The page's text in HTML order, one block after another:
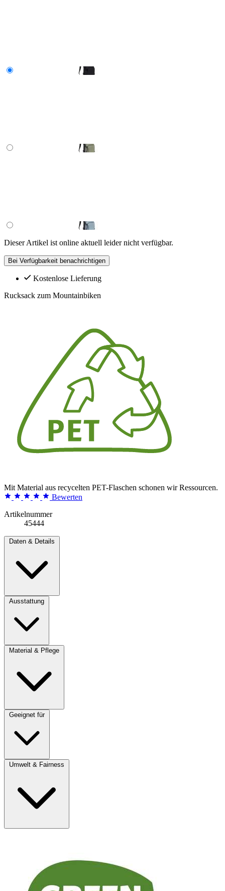
Dieser Artikel ist online aktuell leider nicht verfügbar.
Bei Verfügbarkeit benachrichtigen
Kostenlose Lieferung
Rucksack zum Mountainbiken
Mit Material aus recycelten PET-Flaschen schonen wir Ressourcen.
Bewerten
Artikelnummer
45444
Daten & Details
Ausstattung
Material & Pflege
Geeignet für
Umwelt & Fairness